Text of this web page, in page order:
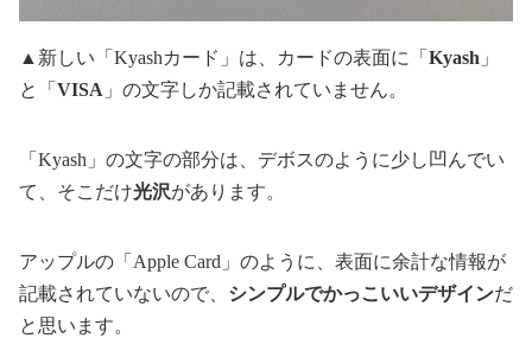
▲新しい「Kyashカード」は、カードの表面に「 Kyash 」
と「 VISA 」の文字しか記載されていません。
「Kyash」の文字の部分は、デボスのように少し凹んでい
て、そこだけ光沢があります。
アップルの「Apple Card」のように、表面に余計な情報が
記載されていないので、 シンプルでかっこいいデザインだ
と思います。